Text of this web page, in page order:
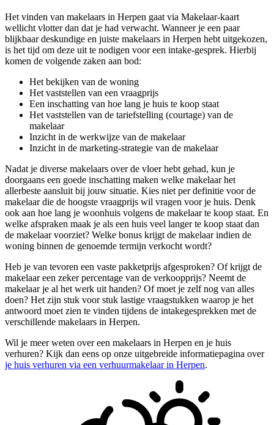
Het vinden van makelaars in Herpen gaat via Makelaar-kaart
wellicht vlotter dan dat je had verwacht. Wanneer je een paar
blijkbaar deskundige en juiste makelaars in Herpen hebt uitgekozen,
is het tijd om deze uit te nodigen voor een intake-gesprek. Hierbij
komen de volgende zaken aan bod:
Het bekijken van de woning
Het vaststellen van een vraagprijs
Een inschatting van hoe lang je huis te koop staat
Het vaststellen van de tariefstelling (courtage) van de
makelaar
Inzicht in de werkwijze van de makelaar
Inzicht in de marketing-strategie van de makelaar
Nadat je diverse makelaars over de vloer hebt gehad, kun je
doorgaans een goede inschatting maken welke makelaar het
allerbeste aansluit bij jouw situatie. Kies niet per definitie voor de
makelaar die de hoogste vraagprijs wil vragen voor je huis. Denk
ook aan hoe lang je woonhuis volgens de makelaar te koop staat. En
welke afspraken maak je als een huis veel langer te koop staat dan
de makelaar voorziet? Welke bonus krijgt de makelaar indien de
woning binnen de genoemde termijn verkocht wordt?
Heb je van tevoren een vaste pakketprijs afgesproken? Of krijgt de
makelaar een zeker percentage van de verkoopprijs? Neemt de
makelaar je al het werk uit handen? Of moet je zelf nog van alles
doen? Het zijn stuk voor stuk lastige vraagstukken waarop je het
antwoord moet zien te vinden tijdens de intakegesprekken met de
verschillende makelaars in Herpen.
Wil je meer weten over een makelaars in Herpen en je huis
verhuren? Kijk dan eens op onze uitgebreide informatiepagina over
je huis verhuren via een verhuurmakelaar in Herpen.